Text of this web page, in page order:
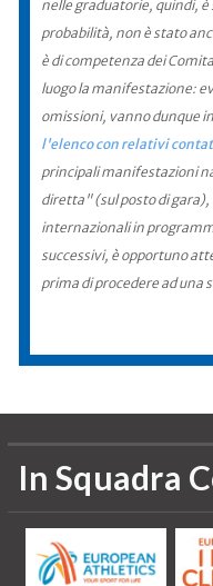
nelle graduatorie, quindi, è
probabilità, non è stato
è di competenza dei
luogo la manifestazione:
omissioni, vanno dunque
l'elenco con relativi
principali manifestazioni
diretta" (sul posto di
internazionali in
successivi, è opportuno
prima di procedere ad una
In Squadra